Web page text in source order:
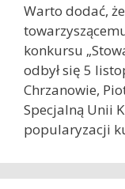
Warto dodać,
konkursu
odbył się 5
Chrzanowie,
Specjalną Unii
popularyzacji